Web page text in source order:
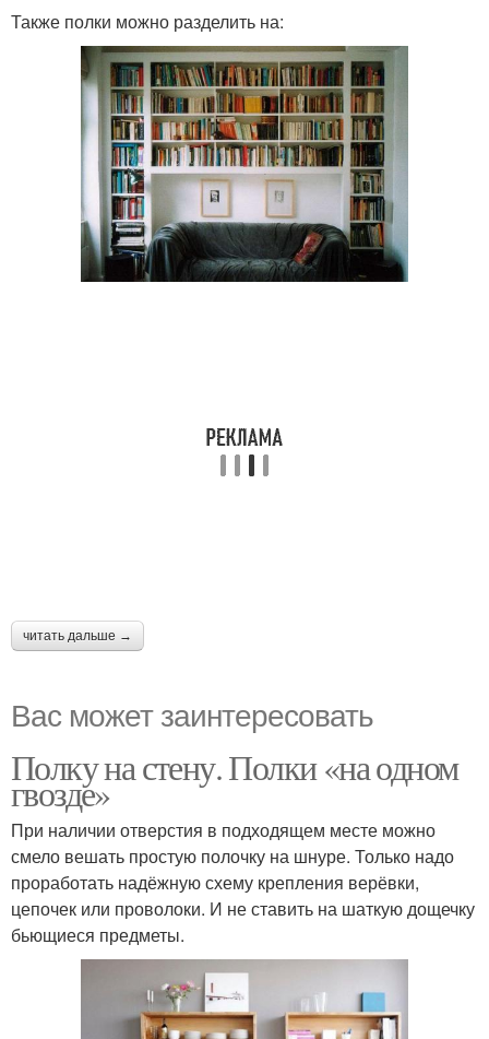
Также полки можно разделить на:
читать дальше →
Вас может заинтересовать
Полку на стену. Полки «на одном
гвозде»
При наличии отверстия в подходящем месте можно
смело вешать простую полочку на шнуре. Только надо
проработать надёжную схему крепления верёвки,
цепочек или проволоки. И не ставить на шаткую дощечку
бьющиеся предметы.